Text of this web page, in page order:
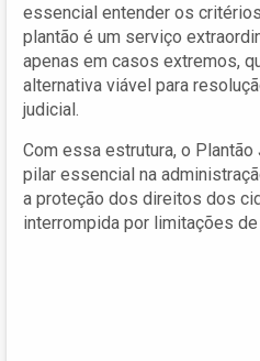
essencial entender os
plantão é um serviço
apenas em casos extremos,
alternativa viável para
judicial.
Com essa estrutura, o
pilar essencial na
a proteção dos direitos dos
interrompida por limitações